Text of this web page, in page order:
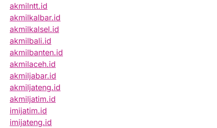
akmilntt.id
akmilkalbar.id
akmilkalsel.id
akmilbali.id
akmilbanten.id
akmilaceh.id
akmiljabar.id
akmiljateng.id
akmiljatim.id
imijatim.id
imijateng.id